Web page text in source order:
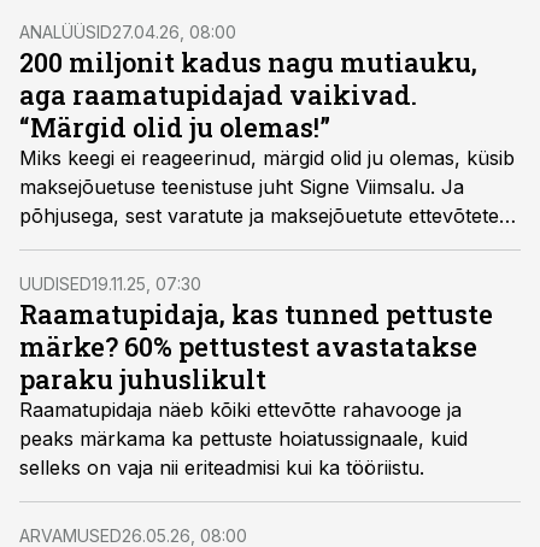
ANALÜÜSID27.04.26, 08:00
200 miljonit kadus nagu mutiauku,
aga raamatupidajad vaikivad.
“Märgid olid ju olemas!”
Miks keegi ei reageerinud, märgid olid ju olemas, küsib
maksejõuetuse teenistuse juht Signe Viimsalu. Ja
põhjusega, sest varatute ja maksejõuetute ettevõtete
võlad on kolme aastaga kasvanud ligi 200 miljoni
euroni.
UUDISED19.11.25, 07:30
Raamatupidaja, kas tunned pettuste
märke? 60% pettustest avastatakse
paraku juhuslikult
Raamatupidaja näeb kõiki ettevõtte rahavooge ja
peaks märkama ka pettuste hoiatussignaale, kuid
selleks on vaja nii eriteadmisi kui ka tööriistu.
ARVAMUSED26.05.26, 08:00